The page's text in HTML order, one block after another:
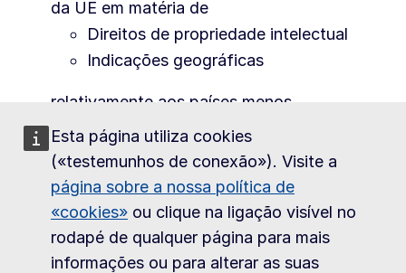
Esta página utiliza cookies
(«testemunhos de conexão»). Visite a
página sobre a nossa política de
«cookies» ou clique na ligação visível no
rodapé de qualquer página para mais
informações ou para alterar as suas
da UE em matéria de
Direitos de propriedade intelectual
Indicações geográficas
relativamente aos países menos
desenvolvidos e aos países em
desenvolvimento
Informações geraissobre os direitos de
propriedade intelectual e as indicações
geográficas